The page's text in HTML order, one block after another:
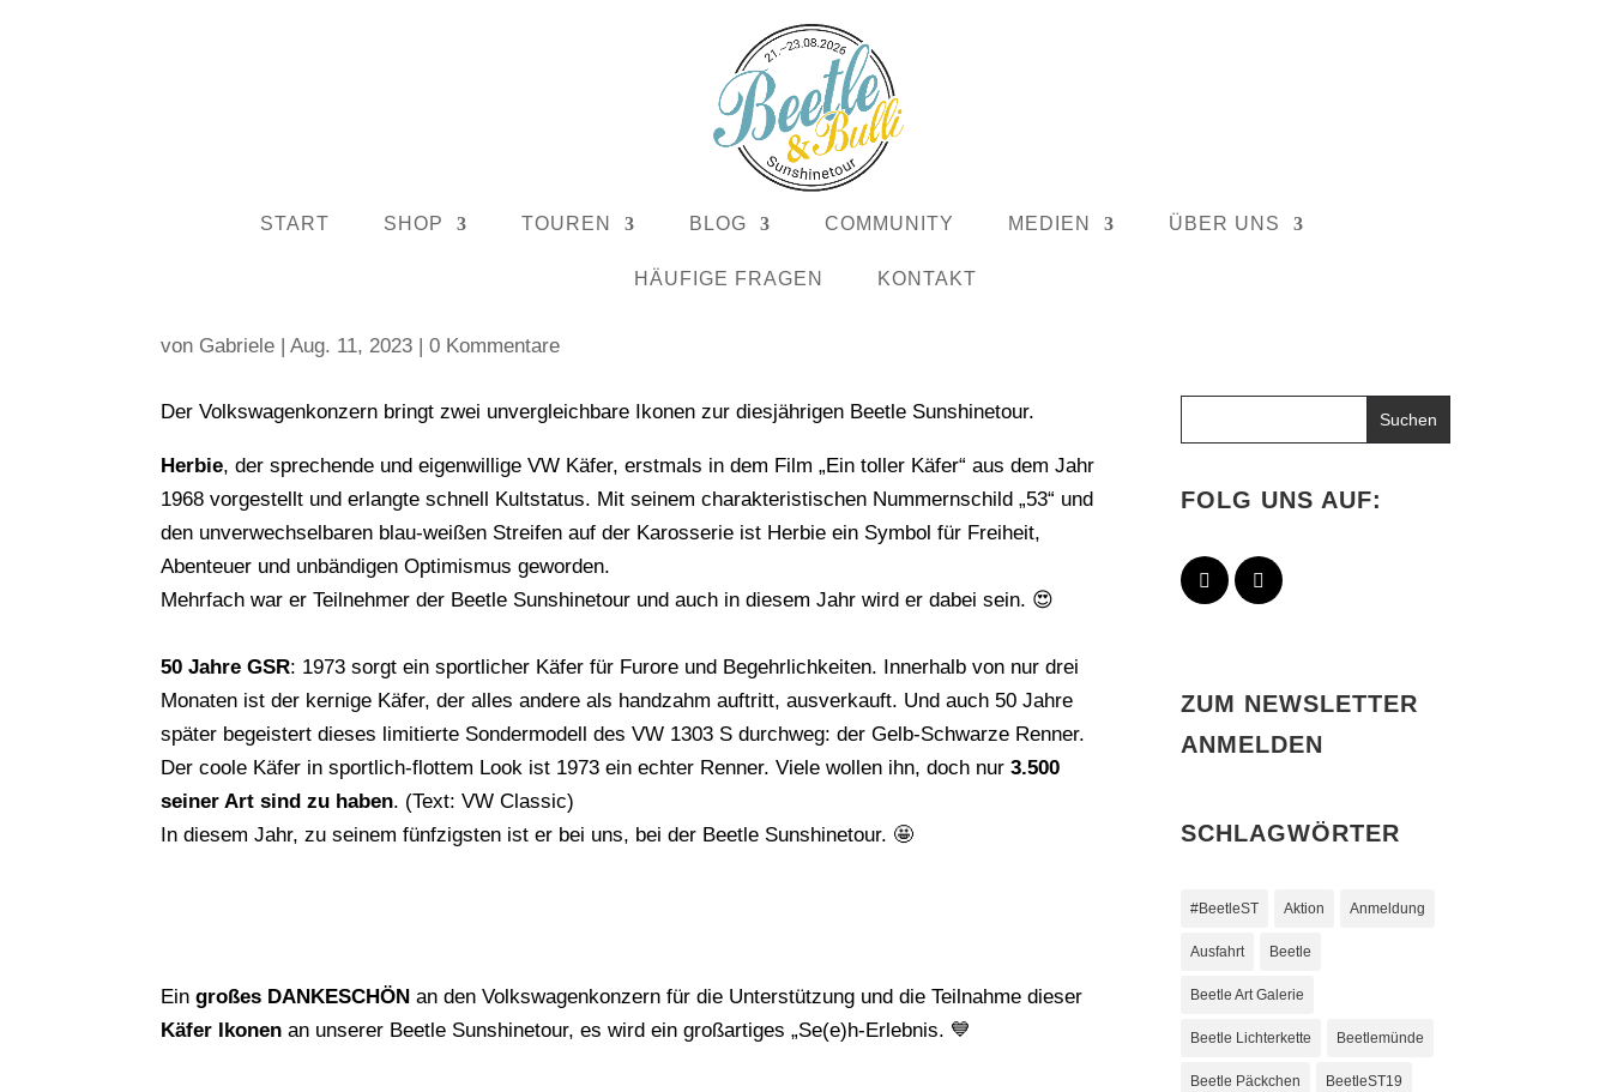
START SHOP TOUREN BLOG COMMUNITY MEDIEN ÜBER UNS
HÄUFIGE FRAGEN KONTAKT
HERBIE UND DER 1303 GSR SIND DABEI
von Gabriele |Aug. 11, 2023 |0 Kommentare
Der Volkswagenkonzern bringt zwei unvergleichbare Ikonen zur diesjährigen Beetle Sunshinetour.
Herbie, der sprechende und eigenwillige VW Käfer, erstmals in dem Film „Ein toller Käfer“ aus dem Jahr
1968 vorgestellt und erlangte schnell Kultstatus. Mit seinem charakteristischen Nummernschild „53“ und
den unverwechselbaren blau-weißen Streifen auf der Karosserie ist Herbie ein Symbol für Freiheit,
Abenteuer und unbändigen Optimismus geworden.
Mehrfach war er Teilnehmer der Beetle Sunshinetour und auch in diesem Jahr wird er dabei sein. 😍
50 Jahre GSR: 1973 sorgt ein sportlicher Käfer für Furore und Begehrlichkeiten. Innerhalb von nur drei
Monaten ist der kernige Käfer, der alles andere als handzahm auftritt, ausverkauft. Und auch 50 Jahre
später begeistert dieses limitierte Sondermodell des VW 1303 S durchweg: der Gelb-Schwarze Renner.
Der coole Käfer in sportlich-flottem Look ist 1973 ein echter Renner. Viele wollen ihn, doch nur3.500
seiner Art sind zu haben. (Text: VW Classic)
In diesem Jahr, zu seinem fünfzigsten ist er bei uns, bei der Beetle Sunshinetour. 🤩
Eingroßes DANKESCHÖN an den Volkswagenkonzern für die Unterstützung und die Teilnahme dieser
Käfer Ikonen an unserer Beetle Sunshinetour, es wird ein großartiges „Se(e)h-Erlebnis. 💙
FOLG UNS AUF:
ZUM NEWSLETTER
ANMELDEN
SCHLAGWÖRTER
#BeetleST Aktion Anmeldung
Ausfahrt Beetle
Beetle Art Galerie
Beetle Lichterkette Beetlemünde
Beetle Päckchen BeetleST19